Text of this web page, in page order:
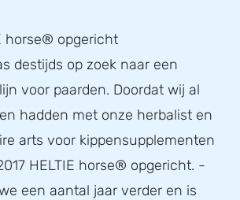
horse® opgericht
destijds op zoek naar een
voor paarden. Doordat wij al
hadden met onze herbalist en
arts voor kippensupplementen
HELTIE horse® opgericht. -
een aantal jaar verder en is